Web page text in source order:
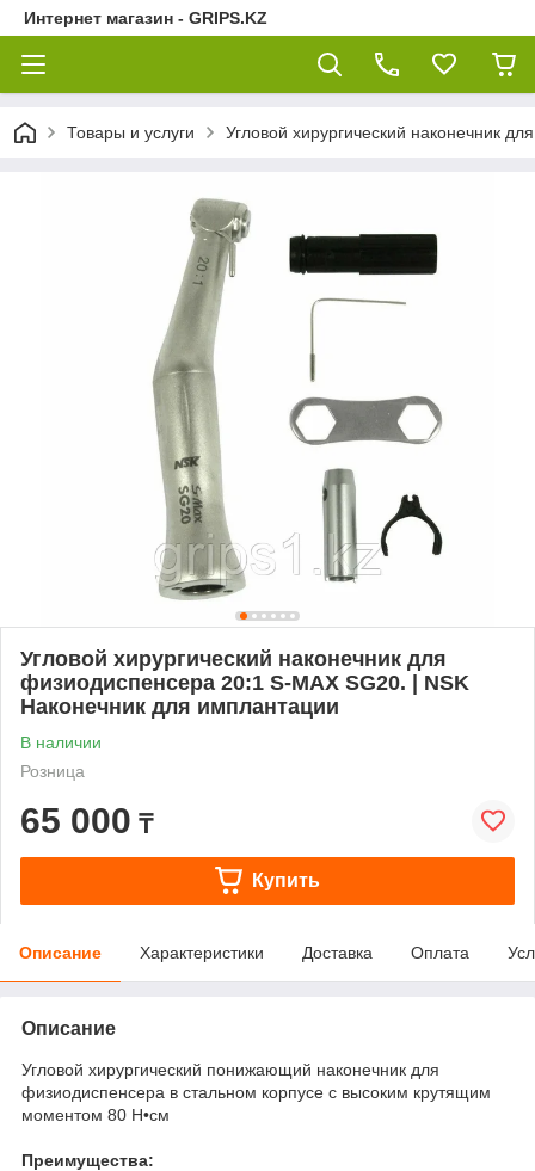
Интернет магазин - GRIPS.KZ
Товары и услуги Угловой хирургический наконечник
Угловой хирургический наконечник для
физиодиспенсера 20:1 S-MAX SG20. | NSK
Наконечник для имплантации
В наличии
Розница
65 000 ₸
Купить
Описание Характеристики Доставка Оплата
Описание
Угловой хирургический понижающий наконечник для
физиодиспенсера в стальном корпусе с высоким крутящим
моментом 80 Н•см
Преимущества: